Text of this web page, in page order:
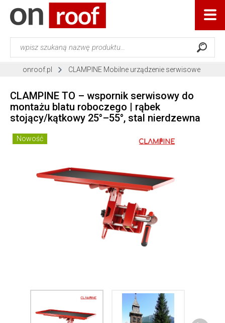
onroof.pl CLAMPINE Mobilne urządzenie serwisowe
CLAMPINE TO – wspornik serwisowy do
montażu blatu roboczego | rąbek
stojący/kątkowy 25°–55°, stal nierdzewna
Nowość